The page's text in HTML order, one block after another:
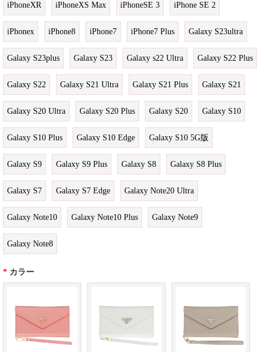
iPhoneXR iPhoneXS Max iPhoneSE 3 iPhone SE 2
iPhonex iPhone8 iPhone7 iPhone7 Plus Galaxy S23ultra
Galaxy S23plus Galaxy S23 Galaxy s22 Ultra Galaxy S22 Plus
Galaxy S22 Galaxy S21 Ultra Galaxy S21 Plus Galaxy S21
Galaxy S20 Ultra Galaxy S20 Plus Galaxy S20 Galaxy S10
Galaxy S10 Plus Galaxy S10 Edge Galaxy S10 5G版
Galaxy S9 Galaxy S9 Plus Galaxy S8 Galaxy S8 Plus
Galaxy S7 Galaxy S7 Edge Galaxy Note20 Ultra
Galaxy Note10 Galaxy Note10 Plus Galaxy Note9
Galaxy Note8
* カラー